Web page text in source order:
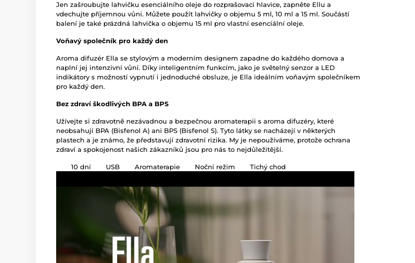
Jen zašroubujte lahvičku esenciálního oleje do rozprašovací hlavice, zapněte Ellu a
vdechujte příjemnou vůni. Můžete použít lahvičky o objemu 5 ml, 10 ml a 15 ml. Součástí
balení je také prázdná lahvička o objemu 15 ml pro vlastní esenciální oleje.
Voňavý společník pro každý den
Aroma difuzér Ella se stylovým a moderním designem zapadne do každého domova a
naplní jej intenzivní vůní. Díky inteligentním funkcím, jako je světelný senzor a LED
indikátory s možností vypnutí i jednoduché obsluze, je Ella ideálním voňavým společníkem
pro každý den.
Bez zdraví škodlivých BPA a BPS
Užívejte si zdravotně nezávadnou a bezpečnou aromaterapii s aroma difuzéry, které
neobsahují BPA (Bisfenol A) ani BPS (Bisfenol S). Tyto látky se nacházejí v některých
plastech a je známo, že představují zdravotní rizika. My je nepoužíváme, protože ochrana
zdraví a spokojenost našich zákazníků jsou pro nás to nejdůležitější.
10 dní USB Aromaterapie Noční režim Tichý chod